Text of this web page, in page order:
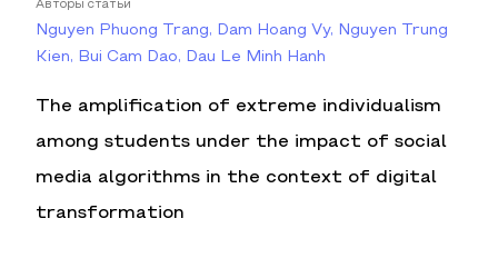
Авторы статьи
Nguyen Phuong Trang, Dam Hoang Vy, Nguyen Trung
Kien, Bui Cam Dao, Dau Le Minh Hanh
The amplification of extreme individualism
among students under the impact of social
media algorithms in the context of digital
transformation